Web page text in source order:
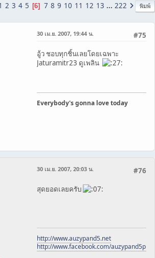
พิมพ์
2 3 4 5 6 7 8 9 10 11 12 13 ... 222
#75
30 เม.ย. 2007, 19:44 น.
อู้ว ชอบทุกชิ้นเลยโดยเฉพาะ
Jaturamitr23 ดูเพลิน
Everybody's gonna love today
#76
30 เม.ย. 2007, 20:03 น.
สุดยอดเลยครับ
http://www.auzypand5.net
http://www.facebook.com/